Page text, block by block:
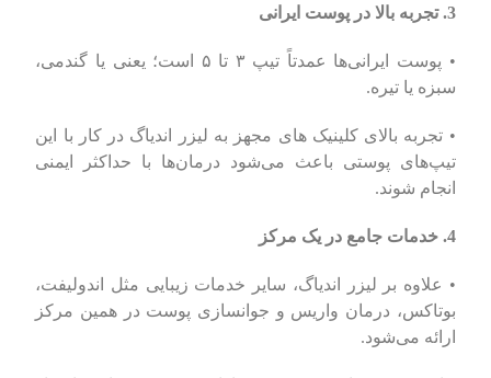
3. تجربه بالا در پوست ایرانی
• پوست ایرانی‌ها عمدتاً تیپ ۳ تا ۵ است؛ یعنی یا گندمی،
سبزه یا تیره.
• تجربه بالای کلینیک های مجهز به لیزر اندیاگ در کار با این
تیپ‌های پوستی باعث می‌شود درمان‌ها با حداکثر ایمنی
انجام شوند.
4. خدمات جامع در یک مرکز
• علاوه بر لیزر اندیاگ، سایر خدمات زیبایی مثل اندولیفت،
بوتاکس، درمان واریس و جوانسازی پوست در همین مرکز
ارائه می‌شود.